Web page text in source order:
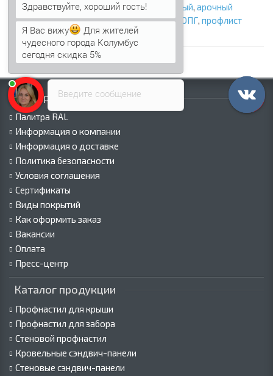
гнутый,арочный профнастил оцинкованный, арочный
профлист оцинкованный,профнастил СС10ПГ, профлист
СС10ПГ
Информация
Палитра RAL
Информация о компании
Информация о доставке
Политика безопасности
Условия соглашения
Сертификаты
Виды покрытий
Как оформить заказ
Вакансии
Оплата
Пресс-центр
Каталог продукции
Профнастил для крыши
Профнастил для забора
Стеновой профнастил
Кровельные сэндвич-панели
Стеновые сэндвич-панели
Введите сообщение
Я Вас вижу
Для жителей
чудесного города Колумбус
сегодня скидка 5%